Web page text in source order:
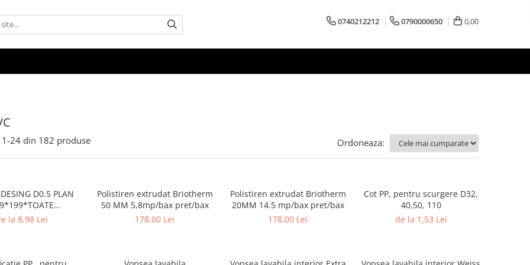
0740212212 0790000650 0,00
1-24 din 182 produse Ordoneaza:
D0.5 PLAN
pret/buc
la 8,98 Lei
Polistiren extrudat Briotherm
50 MM 5,8mp/bax pret/bax
178,00 Lei
Polistiren extrudat Briotherm
20MM 14.5 mp/bax pret/bax
178,00 Lei
Cot PP, pentru scurgere D32,
40,50, 110
de la 1,53 Lei